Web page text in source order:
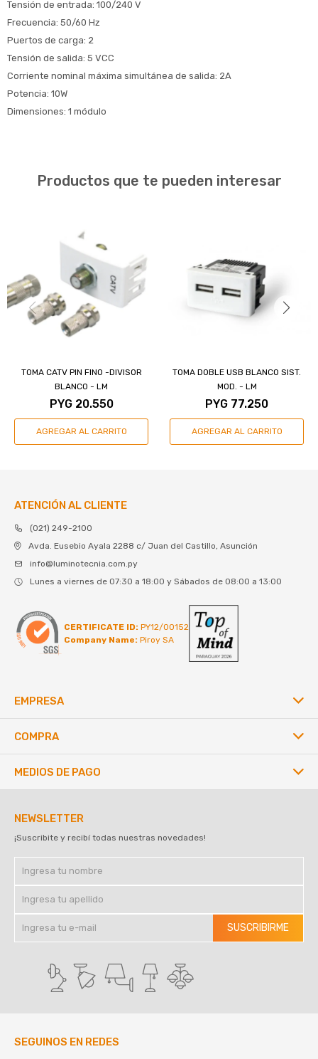
Tensión de entrada: 100/240 V
Frecuencia: 50/60 Hz
Puertos de carga: 2
Tensión de salida: 5 VCC
Corriente nominal máxima simultánea de salida: 2A
Potencia: 10W
Dimensiones: 1 módulo
Productos que te pueden interesar
TOMA CATV PIN FINO -DIVISOR
BLANCO - LM
PYG 20.550
TOMA DOBLE USB BLANCO SIST.
MOD. - LM
PYG 77.250
ATENCIÓN AL CLIENTE
(021) 249-2100
Avda. Eusebio Ayala 2288 c/ Juan del Castillo, Asunción
info@luminotecnia.com.py
Lunes a viernes de 07:30 a 18:00 y Sábados de 08:00 a 13:00
CERTIFICATE ID: PY12/00152
Company Name: Piroy SA
EMPRESA
COMPRA
NEWSLETTER
¡Suscribite y recibí todas nuestras novedades!
SUSCRIBIRME
SEGUINOS EN REDES
MEDIOS DE PAGO